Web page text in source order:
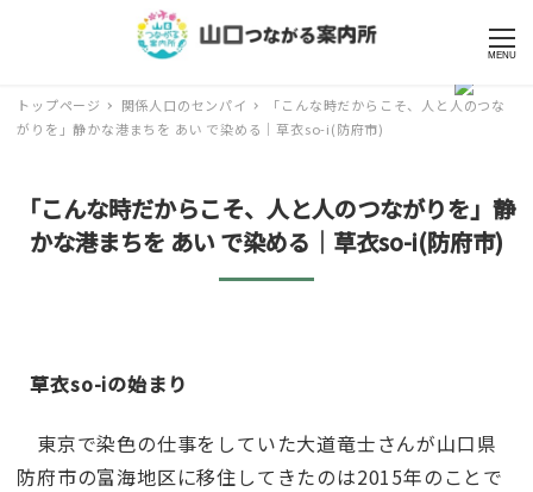
MENU
トップページ 関係人口のセンパイ
「こんな時だからこそ、人と人のつな
がりを」静かな港まちを あい で染める｜草衣so-i(防府市)
「こんな時だからこそ、人と人のつながりを」静
かな港まちを あい で染める｜草衣so-i(防府市)
草衣so-iの始まり
東京で染色の仕事をしていた大道竜士さんが山口県
防府市の富海地区に移住してきたのは2015年のことで